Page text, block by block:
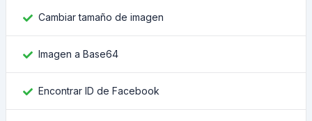
Cambiar tamaño de imagen
Imagen a Base64
Encontrar ID de Facebook